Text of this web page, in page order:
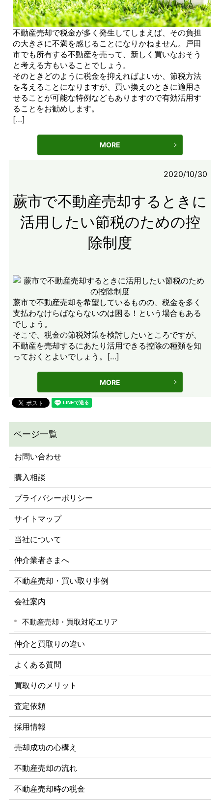
不動産売却で税金が多く発生してしまえば、その負担
の大きさに不満を感じることになりかねません。戸田
市でも所有する不動産を売って、新しく買いなおそう
と考える方もいることでしょう。
そのときどのように税金を抑えればよいか、節税方法
を考えることになりますが、買い換えのときに適用さ
せることが可能な特例などもありますので有効活用す
ることをお勧めします。
[…]
MORE
2020/10/30
蕨市で不動産売却するときに
活用したい節税のための控
除制度
蕨市で不動産売却を希望しているものの、税金を多く
支払わなけらばならないのは困る！という場合もある
でしょう。
そこで、税金の節税対策を検討したいところですが、
不動産を売却するにあたり活用できる控除の種類を知
っておくとよいでしょう。[…]
MORE
お問い合わせ
購入相談
プライバシーポリシー
サイトマップ
当社について
仲介業者さまへ
不動産売却・買い取り事例
会社案内
不動産売却・買取対応エリア
仲介と買取りの違い
よくある質問
買取りのメリット
査定依頼
採用情報
売却成功の心構え
不動産売却の流れ
不動産売却時の税金